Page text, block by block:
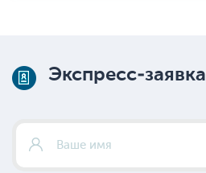
Экспресс-заявка